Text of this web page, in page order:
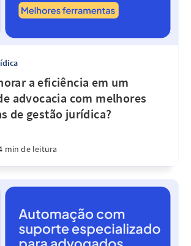
a eficiência em um
advocacia com melhores
de gestão jurídica?
min de leitura